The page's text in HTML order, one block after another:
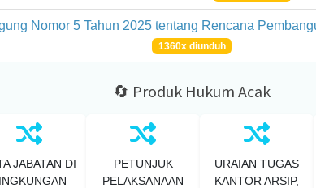
Nomor 5 Tahun 2025 tentang Rencana
1360x diunduh
🔄 Produk Hukum Acak
JABATAN DI
PETUNJUK
PELAKSANAAN
URAIAN TUGAS
KANTOR ARSIP,